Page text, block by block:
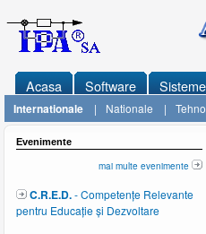
Acasa Software Sisteme
Internationale | Nationale |
Evenimente
mai multe evenimente
C.R.E.D.- Competențe Relevante
pentru Educație și Dezvoltare